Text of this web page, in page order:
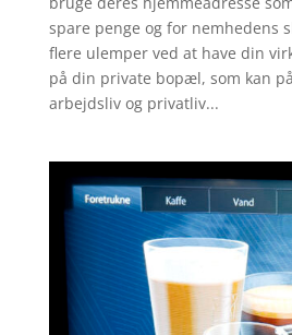
spare penge og for nemhedens
flere ulemper ved at have din
på din private bopæl, som kan
arbejdsliv og privatliv...